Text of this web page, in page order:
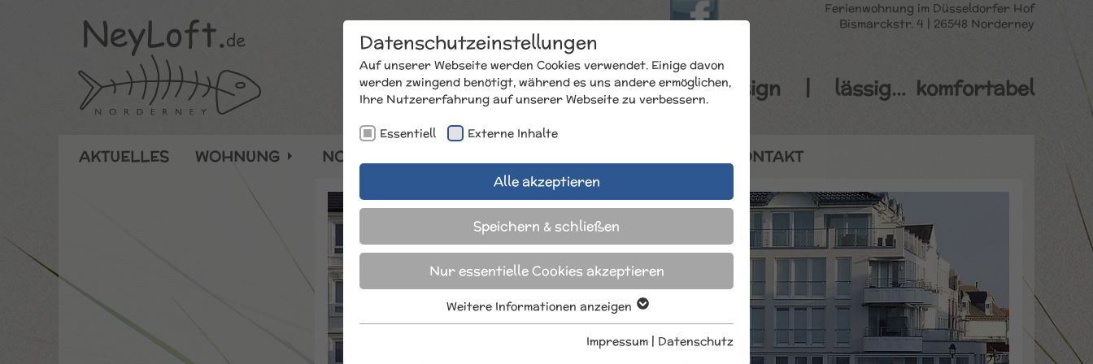
Ferienwohnung im Düsseldorfer Hof
Bismarckstr. 4 | 26548 Norderney
Seeblick | Design | lässig… komfortabel
AKTUELLES WOHNUNG NORDERNEY KONTAKT
Datenschutzeinstellungen
Auf unserer Webseite werden Cookies verwendet. Einige davon
werden zwingend benötigt, während es uns andere ermöglichen,
Ihre Nutzererfahrung auf unserer Webseite zu verbessern.
Essentiell Externe Inhalte
Alle akzeptieren
Speichern & schließen
Nur essentielle Cookies akzeptieren
Essentielle Cookies werden für grundlegende Funktionen der
Webseite benötigt. Dadurch ist gewährleistet, dass die
Weitere Informationen anzeigen
Impressum | Datenschutz